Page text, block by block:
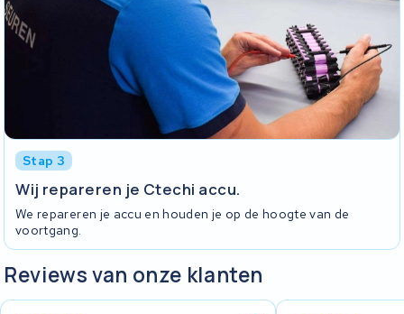
Stap 3
Wij repareren je Ctechi accu.
We repareren je accu en houden je op de hoogte van de
voortgang.
Reviews van onze klanten